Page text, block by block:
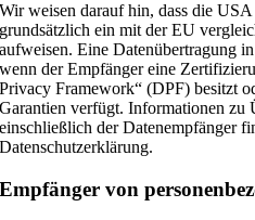
Wir weisen darauf hin, dass die
grundsätzlich ein mit der EU
aufweisen. Eine Datenübertragung
wenn der Empfänger eine
Privacy Framework“ (DPF) besitzt
Garantien verfügt. Informationen zu
einschließlich der Datenempfänger
Datenschutzerklärung.
Empfänger von